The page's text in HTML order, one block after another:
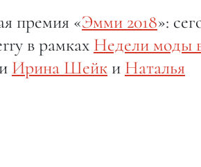
премия «Эмми 2018»:
в рамках Недели моды
Ирина Шейк и Наталья